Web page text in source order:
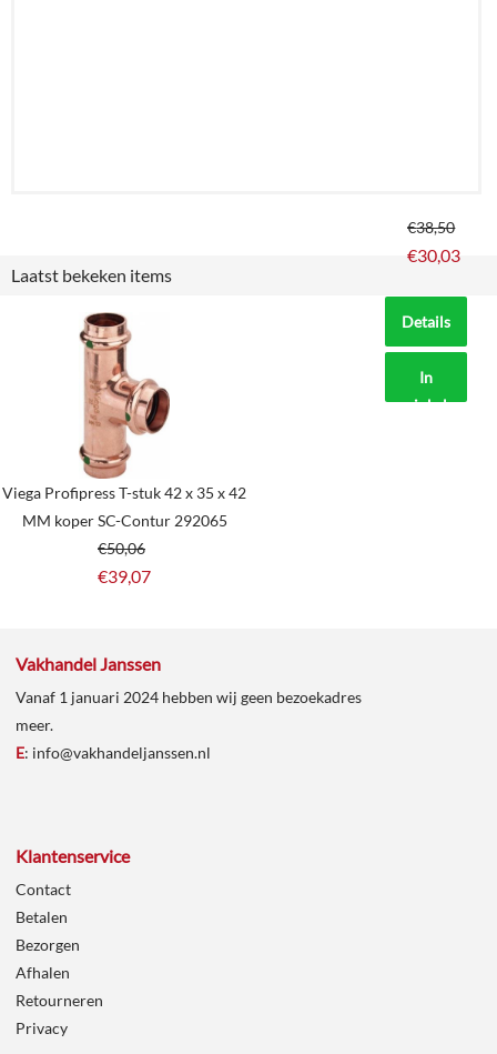
€38,50
€30,03
Details
In
winkelmand
Laatst bekeken items
Viega Profipress T-stuk 42 x 35 x 42
MM koper SC-Contur 292065
€50,06
€39,07
Vakhandel Janssen
Vanaf 1 januari 2024 hebben wij geen bezoekadres
meer.
E: info@vakhandeljanssen.nl
Klantenservice
Contact
Betalen
Bezorgen
Afhalen
Retourneren
Privacy